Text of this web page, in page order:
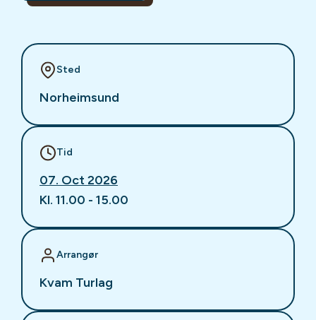
Sted
Norheimsund
Tid
07. Oct 2026
Kl. 11.00 - 15.00
Arrangør
Kvam Turlag